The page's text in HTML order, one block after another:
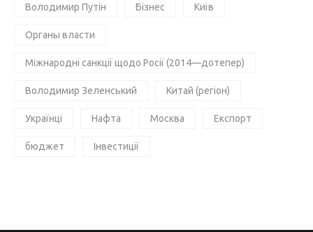
Володимир Путін Бізнес Київ
Органы власти
Міжнародні санкції щодо Росії (2014—дотепер)
Володимир Зеленський Китай (регіон)
Українці Нафта Москва Експорт
бюджет Інвестиції